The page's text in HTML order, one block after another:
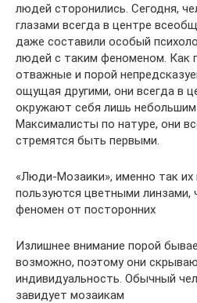
людей сторонились. Сегодня,
глазами всегда в центре
даже составили особый
людей с таким феноменом. Как
отважные и порой
ощущая другими, они всегда в
окружают себя лишь небольшим
Максималисты по натуре, они
стремятся быть первыми.
«Люди-Мозаики», именно так
пользуются цветными линзами,
феномен от посторонних
Излишнее внимание порой
возможно, поэтому они
индивидуальность. Обычный
завидует мозаикам